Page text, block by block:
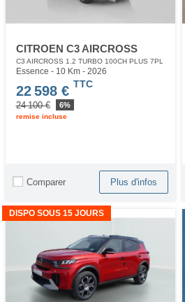
CITROEN C3 AIRCROSS
C3 AIRCROSS 1.2 TURBO 100CH PLUS 7PL
Essence - 10 Km - 2026
22 598 € TTC
24 100 € 6%
remise incluse
Comparer Plus d'infos
DISPO SOUS 15 JOURS